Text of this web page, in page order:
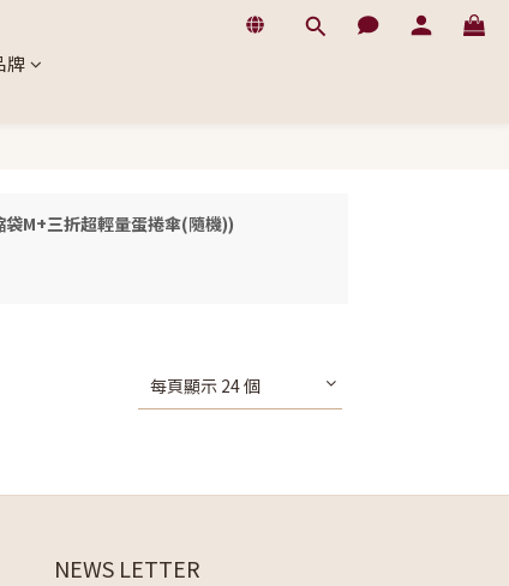
牌
M+三折超輕量蛋捲傘(隨機))
每頁顯示 24 個
NEWS LETTER